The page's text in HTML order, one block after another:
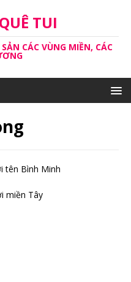
TUI
CÁC VÙNG MIỀN, CÁC
tên Bình Minh
miền Tây